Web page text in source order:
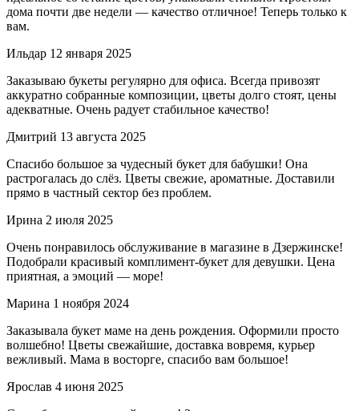
дома почти две недели — качество отличное! Теперь только к
вам.
Ильдар 12 января 2025
Заказываю букеты регулярно для офиса. Всегда привозят
аккуратно собранные композиции, цветы долго стоят, цены
адекватные. Очень радует стабильное качество!
Дмитрий 13 августа 2025
Спасибо большое за чудесный букет для бабушки! Она
растрогалась до слёз. Цветы свежие, ароматные. Доставили
прямо в частный сектор без проблем.
Ирина 2 июля 2025
Очень понравилось обслуживание в магазине в Дзержинске!
Подобрали красивый комплимент-букет для девушки. Цена
приятная, а эмоций — море!
Марина 1 ноября 2024
Заказывала букет маме на день рождения. Оформили просто
волшебно! Цветы свежайшие, доставка вовремя, курьер
вежливый. Мама в восторге, спасибо вам большое!
Ярослав 4 июня 2025